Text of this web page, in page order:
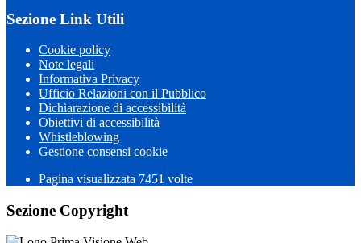
Sezione Link Utili
Cookie policy
Note legali
Informativa Privacy
Ufficio Relazioni con il Pubblico
Dichiarazione di accessibilità
Obiettivi di accessibilità
Whistleblowing
Gestione consensi cookie
Pagina visualizzata 7451 volte
Sezione Copyright